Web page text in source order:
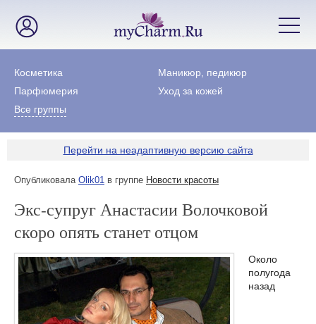
Косметика
Маникюр, педикюр
Парфюмерия
Уход за кожей
Все группы
Перейти на неадаптивную версию сайта
Опубликовала Olik01 в группе Новости красоты
Экс-супруг Анастасии Волочковой
скоро опять станет отцом
Около
полугода
назад